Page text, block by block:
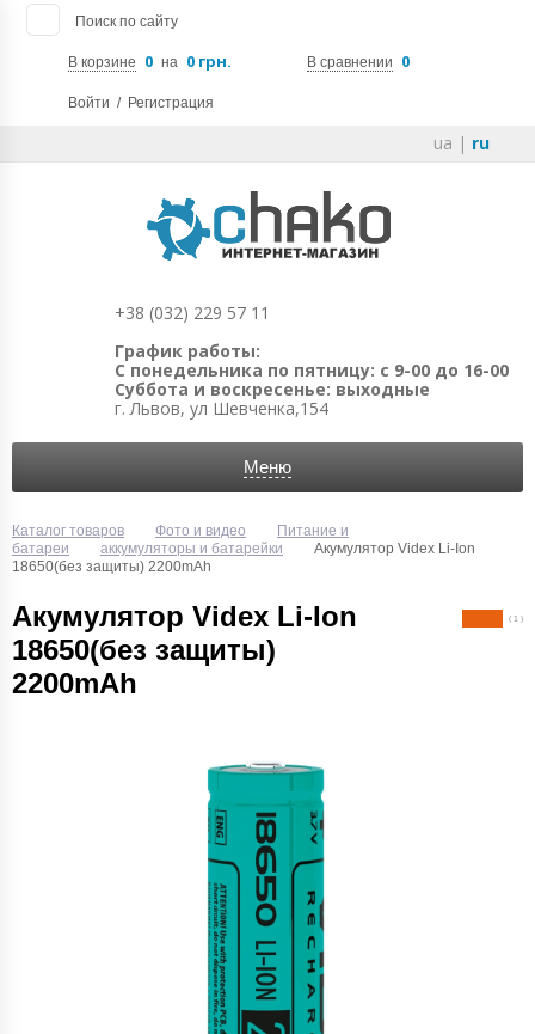
Поиск по сайту
В корзине 0 на 0 грн. В сравнении 0
Войти / Регистрация
ua | ru
+38 (032) 229 57 11
График работы:
С понедельника по пятницу: с 9-00 до 16-00
Суббота и воскресенье: выходные
г. Львов, ул Шевченка,154
Меню
Каталог товаров Фото и видео
Питание и
батареи
аккумуляторы и батарейки
Акумулятор Videx Li-Ion
18650(без защиты) 2200mAh
Акумулятор Videx Li-Ion
18650(без защиты)
2200mAh
( 1 )